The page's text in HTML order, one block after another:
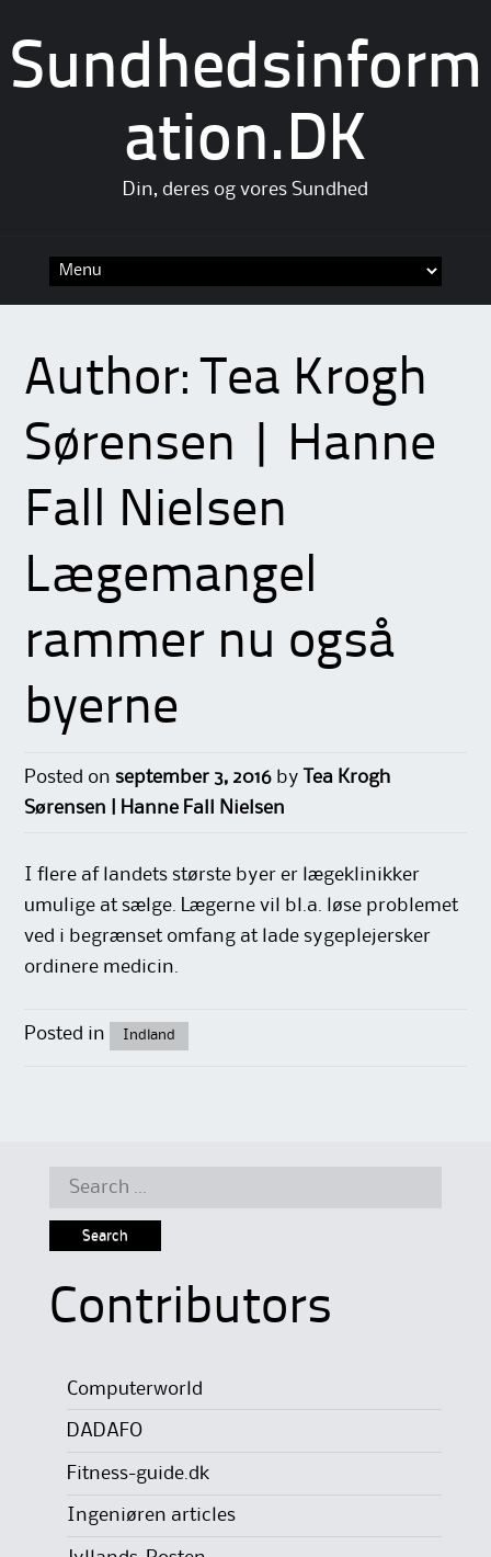
Sundhedsinform
ation.DK
Din, deres og vores Sundhed
Author:Tea Krogh
Sørensen | Hanne
Fall Nielsen
Lægemangel
rammer nu også
byerne
Posted onseptember 3, 2016 by
Tea Krogh
Sørensen | Hanne Fall Nielsen
I flere af landets største byer er lægeklinikker
umulige at sælge. Lægerne vil bl.a. løse problemet
ved i begrænset omfang at lade sygeplejersker
ordinere medicin.
Posted in Indland
Search
Contributors
Computerworld
DADAFO
Fitness-guide.dk
Ingeniøren articles